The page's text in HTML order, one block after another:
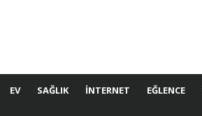
EV SAĞLIK İNTERNET EĞLENCE